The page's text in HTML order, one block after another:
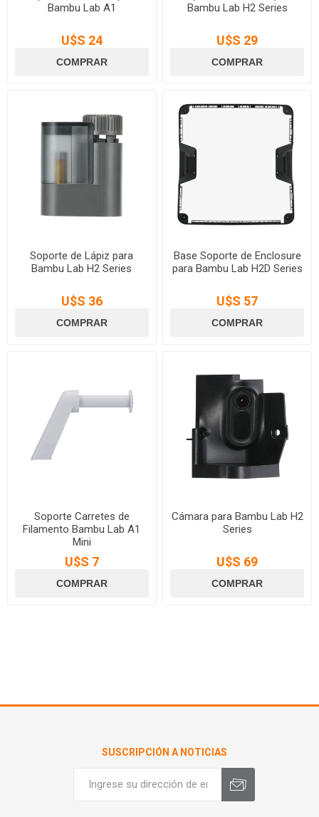
Bambu Lab A1
U$S 24
Bambu Lab H2 Series
U$S 29
Soporte de Lápiz para
Bambu Lab H2 Series
U$S 36
Base Soporte de Enclosure
para Bambu Lab H2D Series
U$S 57
Soporte Carretes de
Filamento Bambu Lab A1
Mini
U$S 7
Cámara para Bambu Lab H2
Series
U$S 69
SUSCRIPCIÓN A NOTICIAS